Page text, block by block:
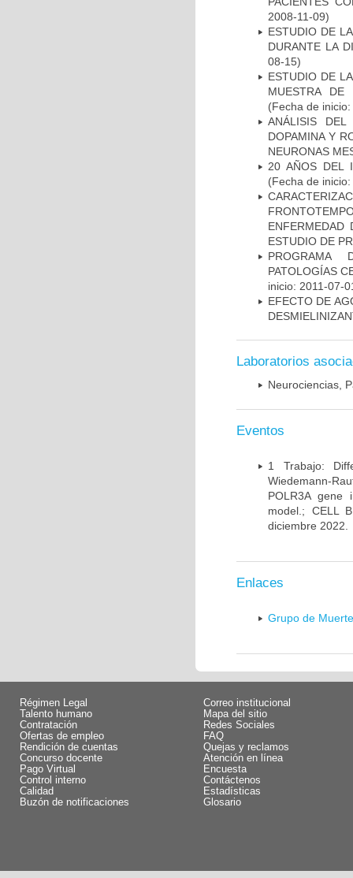
2008-11-09)
ESTUDIO DE
DURANTE LA
08-15)
ESTUDIO DE
MUESTRA DE
(Fecha de
ANÁLISIS
DOPAMINA Y
NEURONAS
20 AÑOS DEL
(Fecha de
ENFERMEDAD
ESTUDIO DE
PROGRAMA
PATOLOGÍAS
inicio: 2011-07-
EFECTO DE
Laboratorios
Neurociencias,
Eventos
1 Trabajo:
Wiedemann-
POLR3A gene
model.; CELL
diciembre 2022.
Enlaces
Grupo de
Régimen Legal
Talento humano
Contratación
Ofertas de empleo
Rendición de cuentas
Concurso docente
Pago Virtual
Control interno
Calidad
Buzón de notificaciones
Correo institucional
Mapa del sitio
Redes Sociales
FAQ
Quejas y reclamos
Atención en línea
Encuesta
Contáctenos
Estadísticas
Glosario